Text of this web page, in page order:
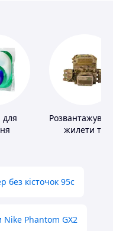
для
жилети та
без кісточок 95с
Nike Phantom GX2